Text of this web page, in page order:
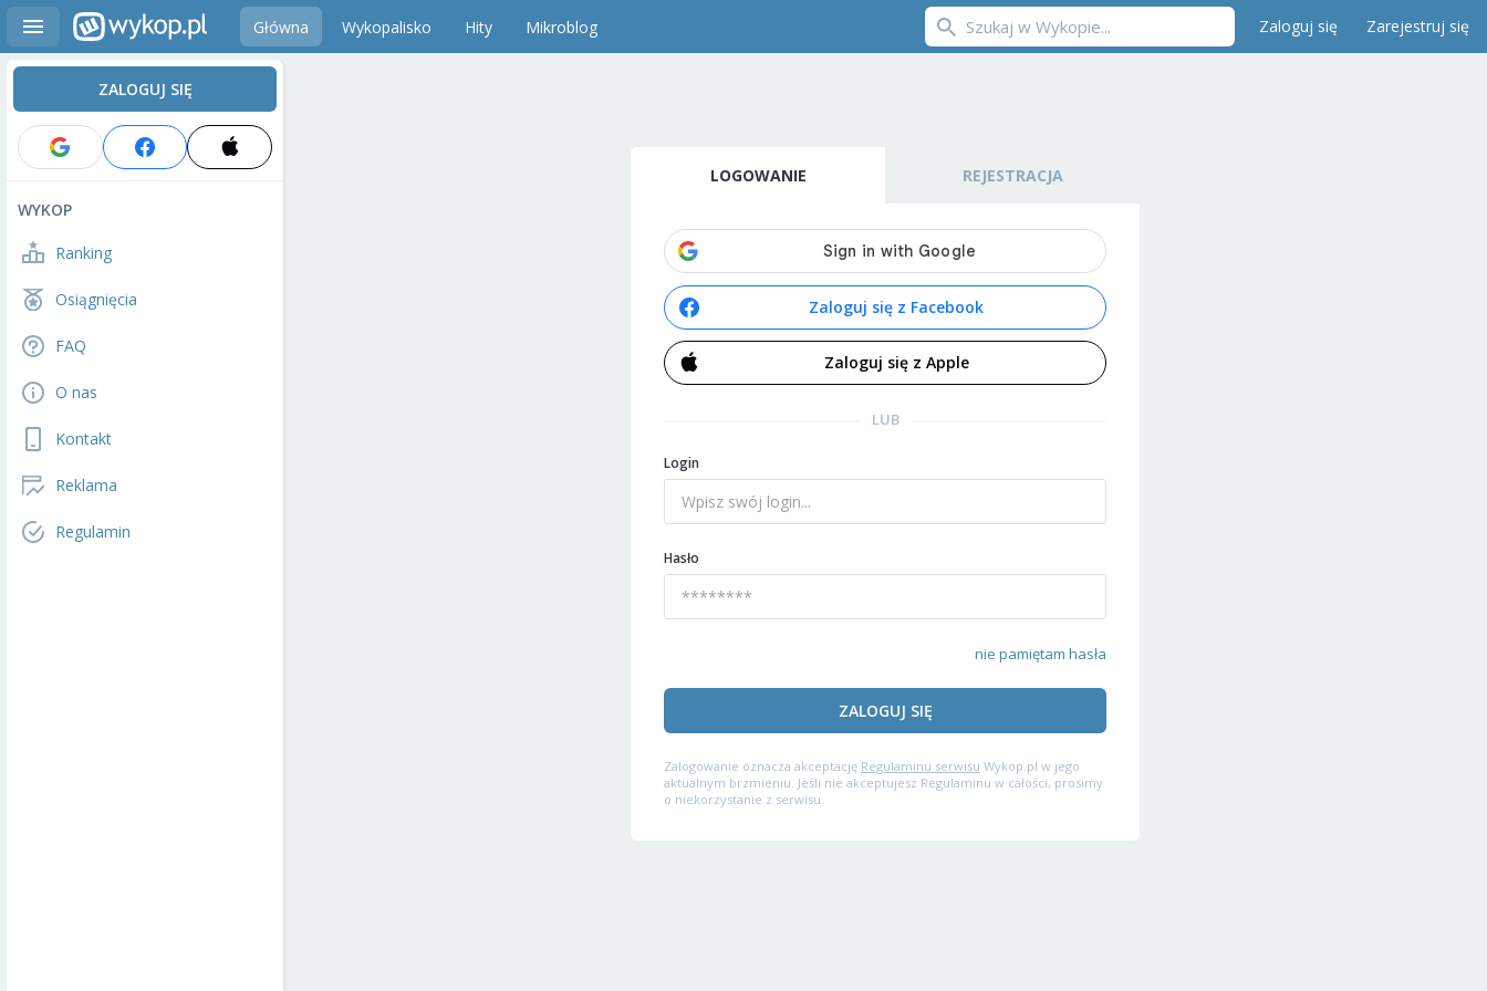
Główna Wykopalisko Hity Mikroblog Zaloguj się Zarejestruj się
ZALOGUJ SIĘ
WYKOP
Ranking
Osiągnięcia
FAQ
O nas
Kontakt
Reklama
Regulamin
LOGOWANIE REJESTRACJA
Zaloguj się z Facebook
Zaloguj się z Apple
LUB
Login
Hasło
nie pamiętam hasła
ZALOGUJ SIĘ
Zalogowanie oznacza akceptację Regulaminu serwisu Wykop.pl w jego
aktualnym brzmieniu. Jeśli nie akceptujesz Regulaminu w całości, prosimy
o niekorzystanie z serwisu.